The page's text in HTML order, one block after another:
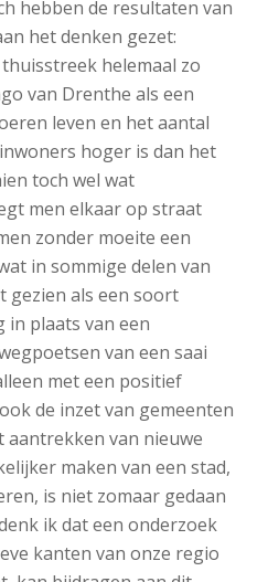
hebben de resultaten van
het denken gezet:
helemaal zo
van Drenthe als een
leven en het aantal
hoger is dan het
toch wel wat
men elkaar op straat
zonder moeite een
in sommige delen van
gezien als een soort
plaats van een
van een saai
met een positief
de inzet van gemeenten
aantrekken van nieuwe
maken van een stad,
is niet zomaar gedaan
ik dat een onderzoek
kanten van onze regio